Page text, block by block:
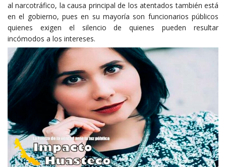
al narcotráfico, la causa principal de los atentados también está
en el gobierno, pues en su mayoría son funcionarios públicos
quienes exigen el silencio de quienes pueden resultar
incómodos a los intereses.